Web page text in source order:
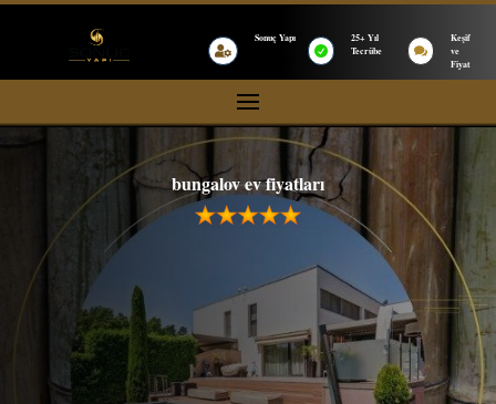

Sonuç Yapı

25+ Yıl
Tecrübe

Keşif
ve
Fiyat
bungalov ev fiyatları